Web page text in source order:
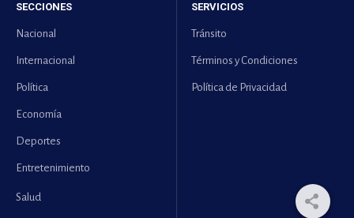
SECCIONES
Nacional
Internacional
Política
Economía
Deportes
Entretenimiento
Salud
SERVICIOS
Tránsito
Términos y Condiciones
Política de Privacidad